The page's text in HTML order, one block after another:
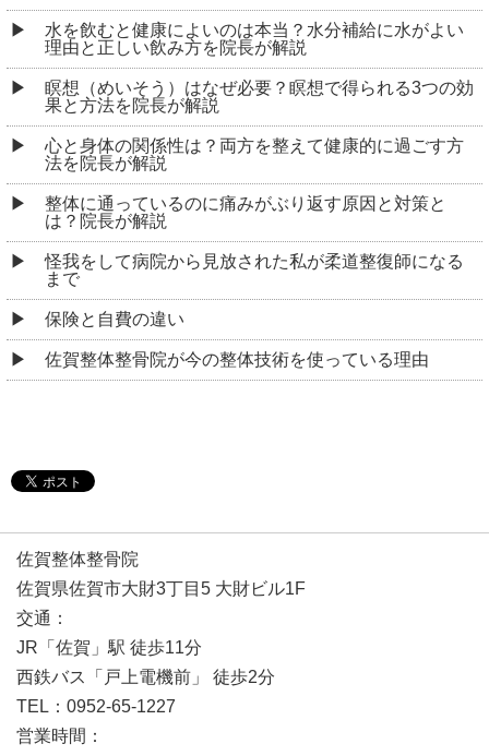
水を飲むと健康によいのは本当？水分補給に水がよい
理由と正しい飲み方を院長が解説
瞑想（めいそう）はなぜ必要？瞑想で得られる3つの効
果と方法を院長が解説
心と身体の関係性は？両方を整えて健康的に過ごす方
法を院長が解説
整体に通っているのに痛みがぶり返す原因と対策と
は？院長が解説
怪我をして病院から見放された私が柔道整復師になる
まで
保険と自費の違い
佐賀整体整骨院が今の整体技術を使っている理由
佐賀整体整骨院
佐賀県佐賀市大財3丁目5 大財ビル1F
交通：
JR「佐賀」駅 徒歩11分
西鉄バス「戸上電機前」 徒歩2分
TEL：0952-65-1227
営業時間：